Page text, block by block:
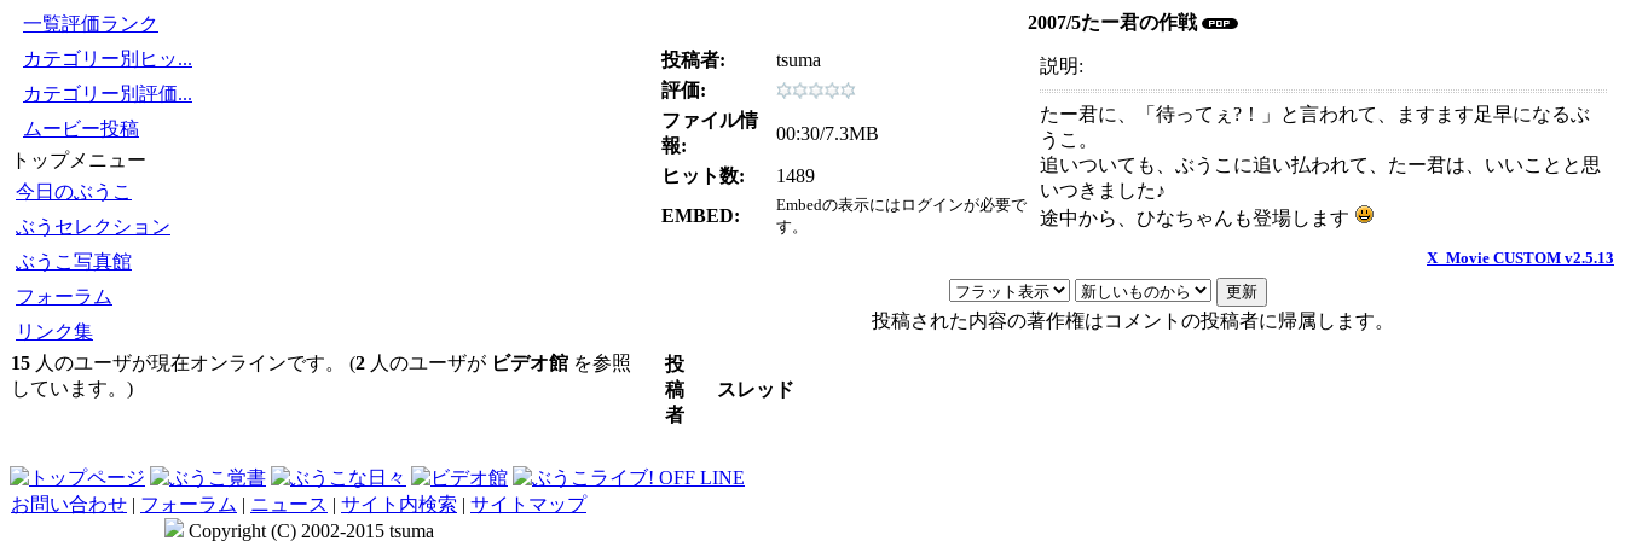
一覧評価ランク
カテゴリー別ヒッ...
カテゴリー別評価...
ムービー投稿
トップメニュー
今日のぶうこ
ぶうセレクション
ぶうこ写真館
フォーラム
リンク集
15 人のユーザが現在オンラインです。 (2 人のユーザが ビデオ館 を参照
しています。)
2007/5たー君の作戦
投稿者:
tsuma
評価:
ファイル情
報:
00:30/7.3MB
ヒット数:
1489
EMBED:
Embedの表示にはログインが必要で
す。
説明:
たー君に、「待ってぇ?！」と言われて、ますます足早になるぶ
うこ。
追いついても、ぶうこに追い払われて、たー君は、いいことと思
いつきました♪
途中から、ひなちゃんも登場します
X_Movie CUSTOM v2.5.13
投稿された内容の著作権はコメントの投稿者に帰属します。
投
稿
者
スレッド
お問い合わせ | フォーラム | ニュース | サイト内検索 | サイトマップ
Copyright (C) 2002-2015 tsuma